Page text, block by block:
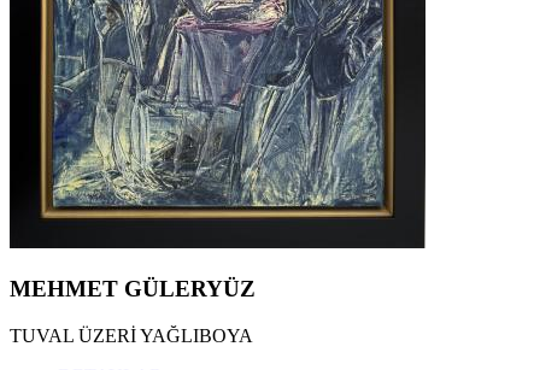
MEHMET GÜLERYÜZ
TUVAL ÜZERİ YAĞLIBOYA